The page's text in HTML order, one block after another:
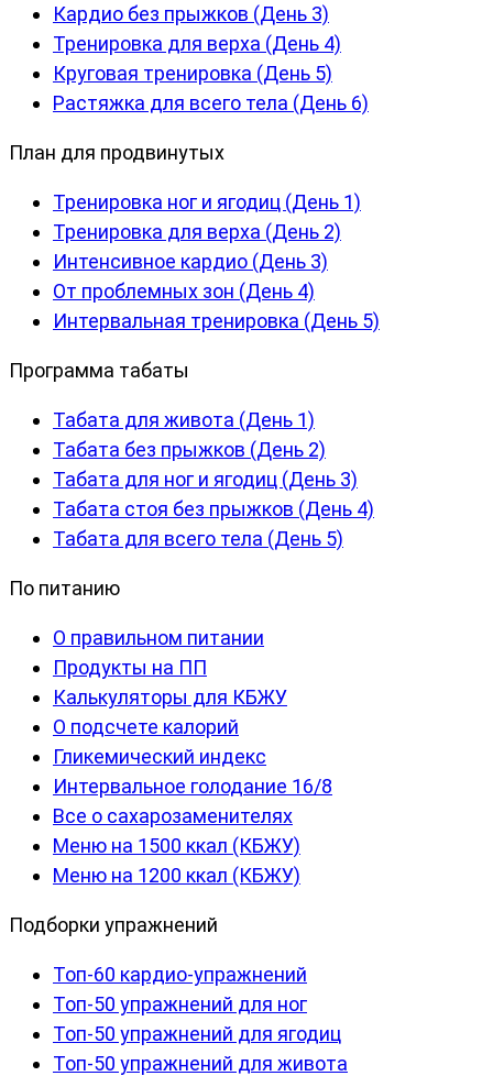
Кардио без прыжков (День 3)
Тренировка для верха (День 4)
Круговая тренировка (День 5)
Растяжка для всего тела (День 6)
План для продвинутых
Тренировка ног и ягодиц (День 1)
Тренировка для верха (День 2)
Интенсивное кардио (День 3)
От проблемных зон (День 4)
Интервальная тренировка (День 5)
Программа табаты
Табата для живота (День 1)
Табата без прыжков (День 2)
Табата для ног и ягодиц (День 3)
Табата стоя без прыжков (День 4)
Табата для всего тела (День 5)
По питанию
О правильном питании
Продукты на ПП
Калькуляторы для КБЖУ
О подсчете калорий
Гликемический индекс
Интервальное голодание 16/8
Все о сахарозаменителях
Меню на 1500 ккал (КБЖУ)
Меню на 1200 ккал (КБЖУ)
Подборки упражнений
Топ-60 кардио-упражнений
Топ-50 упражнений для ног
Топ-50 упражнений для ягодиц
Топ-50 упражнений для живота